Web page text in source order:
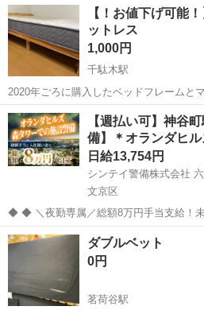
【！お値下げ可能
ットレス
1,000円
千駄木駅
2020年ごろに購入したベッドフレームと
格】30000円ぐらい 【サイズ】縦：
サイズ）高さ:30cm（可変式） 【傷など
ありません。...
東京 文京区 千駄木駅 ベッド
【週払い可】神谷
備】＊オランダヒ
日給13,754円
文京区
◆ ◆ ＼夜勤専属／総額8万円手当支給！未経験でも始めやすい施設警
備のお仕事 お仕事は20時～勤務出来るの
ら勤務も！ 月収27万円以上も可能♪ 安定収
経験スタートで...
東京 文京区 警備員
ダブルベット
0円
茗荷谷駅